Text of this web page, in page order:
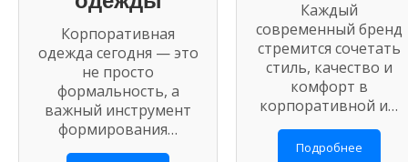
Корпоративная
одежда сегодня — это
не просто
формальность, а
важный инструмент
формирования…
Каждый
современный бренд
стремится сочетать
стиль, качество и
комфорт в
корпоративной и…
Подробнее